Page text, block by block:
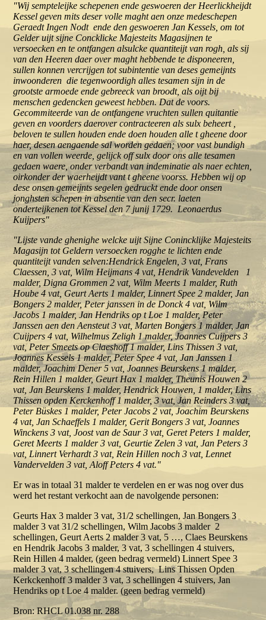
"Wij sempteleijke schepenen ende geswoeren der Heerlickheijdt
Kessel geven mits deser volle maght aen onze medeschepen
Geraedt Ingen Nodt ende den geswoeren Jan Kessels, om tot
Gelder uijt sijne Concklicke Majesteits Magasijnen te
versoecken en te ontfangen alsulcke quantiteijt van rogh, als sij
van den Heeren daer over maght hebbende te disponeeren,
sullen konnen vercrijgen tot subintentie van deses gemeijnts
inwoonderen die tegenwoordigh alles tesamen sijn in de
grootste armoede ende gebreeck van broodt, als oijt bij
menschen gedencken geweest hebben. Dat de voors.
Gecommiteerde van de ontfangene vruchten sullen quitantie
geven en voorders daerover contracteeren als sulx beheert ,
beloven te sullen houden ende doen houden alle t gheene door
haer, desen aengaende sal worden gedaen; voor vast bundigh
en van vollen weerde, gelijck off sulx door ons alle tesamen
gedaen waere, onder verbandt van indeminatie als naer echten,
oirkonder der waerheijdt vant t gheene voorss. Hebben wij op
dese onsen gemeijnts segelen gedruckt ende door onsen
jonghsten schepen in absentie van den secr. laeten
onderteijkenen tot Kessel den 7 junij 1729. Leonaerdus
Kuijpers"
"Lijste vande ghenighe welcke uijt Sijne Conincklijke Majesteits
Magasijn tot Geldern versoecken rogghe te lichten ende
quantiteijt vanden selven:Hendrick Engelen, 3 vat, Frans
Claessen, 3 vat, Wilm Heijmans 4 vat, Hendrik Vandevelden 1
malder, Digna Grommen 2 vat, Wilm Meerts 1 malder, Ruth
Hoube 4 vat, Geurt Aerts 1 malder, Linnert Spee 2 malder, Jan
Bongers 2 malder, Peter janssen in de Donck 4 vat, Wilm
Jacobs 1 malder, Jan Hendriks op t Loe 1 malder, Peter
Janssen aen den Aensteut 3 vat, Marten Bongers 1 malder, Jan
Cuijpers 4 vat, Wilhelmus Zeligh 1 malder, Joannes Cuijpers 3
vat, Peter Smeets op Claeshoff 1 malder, Lins Thissen 3 vat,
Joannes Kessels 1 malder, Peter Spee 4 vat, Jan Janssen 1
malder, Joachim Dener 5 vat, Joannes Beurskens 1 malder,
Rein Hillen 1 malder, Geurt Hax 1 malder, Theunis Houwen 2
vat, Jan Beurskens 1 malder, Hendrick Houwen, 1 malder, Lins
Thissen opden Kerckenhoff 1 malder, 3 vat, Jan Reinders 3 vat,
Peter Büskes 1 malder, Peter Jacobs 2 vat, Joachim Beurskens
4 vat, Jan Schaeffels 1 malder, Gerit Bongers 3 vat, Joannes
Winckens 3 vat, Joost van de Saur 3 vat, Geret Peters 1 malder,
Geret Meerts 1 malder 3 vat, Geurtie Zelen 3 vat, Jan Peters 3
vat, Linnert Verhardt 3 vat, Rein Hillen noch 3 vat, Lennet
Vandervelden 3 vat, Aloff Peters 4 vat."
Er was in totaal 31 malder te verdelen en er was nog over dus
werd het restant verkocht aan de navolgende personen:
Geurts Hax 3 malder 3 vat, 31/2 schellingen, Jan Bongers 3
malder 3 vat 31/2 schellingen, Wilm Jacobs 3 malder 2
schellingen, Geurt Aerts 2 malder 3 vat, 5 …, Claes Beurskens
en Hendrik Jacobs 3 malder, 3 vat, 3 schellingen 4 stuivers,
Rein Hillen 4 malder, (geen bedrag vermeld) Linnert Spee 3
malder 3 vat, 3 schellingen 4 stuivers, Lins Thissen Opden
Kerkckenhoff 3 malder 3 vat, 3 schellingen 4 stuivers, Jan
Hendriks op t Loe 4 malder. (geen bedrag vermeld)
Bron: RHCL 01.038 nr. 288